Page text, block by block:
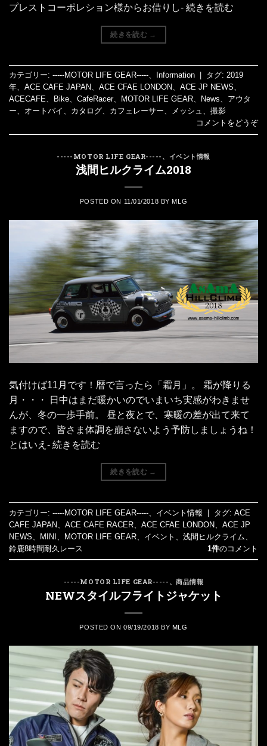
プレストコーポレション様からお借りし- 続きを読む
続きを読む →
カテゴリー: -----MOTOR LIFE GEAR----- Information タグ: 2019
年
ACE CAFE JAPAN ACE CFAE LONDON ACE JP NEWS
ACECAFE
Bike CafeRacer、 MOTOR LIFE GEAR News
アウタ
ー
オートバイ カタログ カフェレーサー メッシュ
撮影
コメントをどうぞ
-----MOTOR LIFE GEAR----- 、 イベント情報
浅間ヒルクライム2018
POSTED ON 11/01/2018 BY MLG
気付けば11月です！暦で言ったら「霜月」。 霜が降りる
月・・・ 日中はまだ暖かいのでいまいち実感がわきませ
んが、冬の一歩手前。 昼と夜とで、寒暖の差が出て来て
ますので、皆さま体調を崩さないよう予防しましょうね！
とはいえ- 続きを読む
続きを読む →
カテゴリー: -----MOTOR LIFE GEAR----- イベント情報 | タグ: ACE
CAFE JAPAN
ACE CAFE RACER ACE CFAE LONDON
ACE JP
NEWS
MINI MOTOR LIFE GEAR イベント 浅間ヒルクライム
鈴鹿8時間耐久レース
1件のコメント
-----MOTOR LIFE GEAR----- 、商品情報
NEWスタイルフライトジャケット
POSTED ON09/19/2018 BY MLG